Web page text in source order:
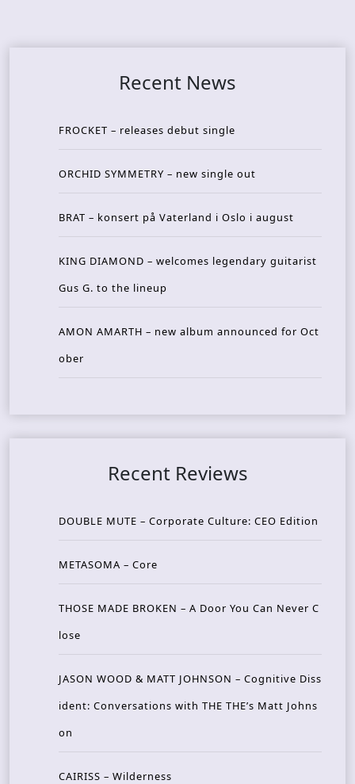
Recent News
FROCKET – releases debut single
ORCHID SYMMETRY – new single out
BRAT – konsert på Vaterland i Oslo i august
KING DIAMOND – welcomes legendary guitarist
Gus G. to the lineup
AMON AMARTH – new album announced for Oct
ober
Recent Reviews
DOUBLE MUTE – Corporate Culture: CEO Edition
METASOMA – Core
THOSE MADE BROKEN – A Door You Can Never C
lose
JASON WOOD & MATT JOHNSON – Cognitive Diss
ident: Conversations with THE THE’s Matt Johns
on
CAIRISS – Wilderness